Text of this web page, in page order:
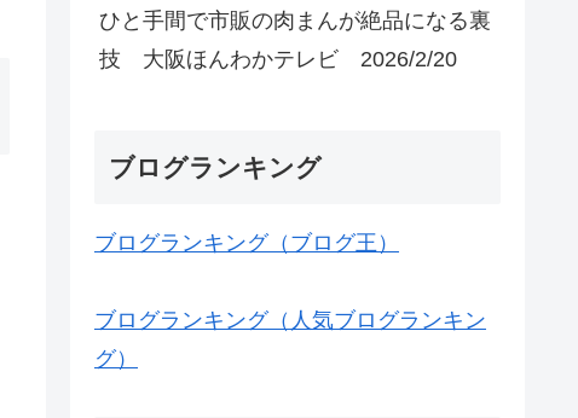
ひと手間で市販の肉まんが絶品になる裏
技 大阪ほんわかテレビ 2026/2/20
ブログランキング
ブログランキング（ブログ王）
ブログランキング（人気ブログランキン
グ）